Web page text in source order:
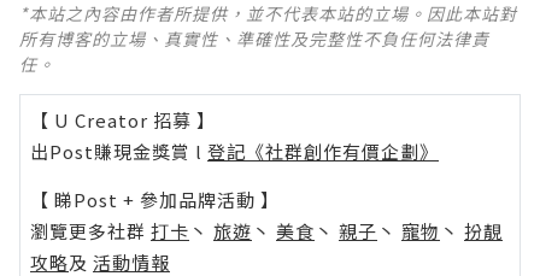
*本站之內容由作者所提供，並不代表本站的立場。因此本站對
所有博客的立場、真實性、準確性及完整性不負任何法律責
任。
【 U Creator 招募 】
出Post賺現金獎賞 l 登記《社群創作有價企劃》
【 睇Post + 參加品牌活動 】
瀏覽更多社群 打卡 丶 旅遊 丶 美食 丶 親子 丶 寵物 丶 扮靚
攻略及 活動情報